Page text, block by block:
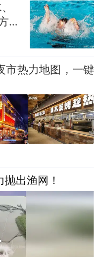
科
市热力地图，一键
出渔网！